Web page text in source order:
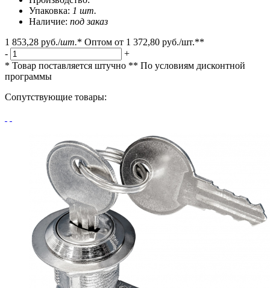
Упаковка: 1 шт.
Наличие: под заказ
1 853,28 руб./шт.* Оптом от 1 372,80 руб./шт.**
-
+
* Товар поставляется штучно ** По условиям дисконтной
программы
Сопутствующие товары: